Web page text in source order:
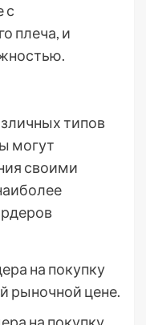
с
плеча, и
типов
могут
своими
на покупку
рыночной цене.